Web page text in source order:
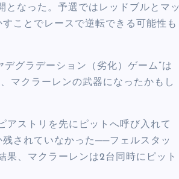
となった。予選ではレッドブルとマッ
ことでレースで逆転できる可能性も
グラデーション（劣化）ゲーム”は
マクラーレンの武器になったかもし
アストリを先にピットへ呼び入れて
されていなかった──フェルスタッ
、マクラーレンは2台同時にピット